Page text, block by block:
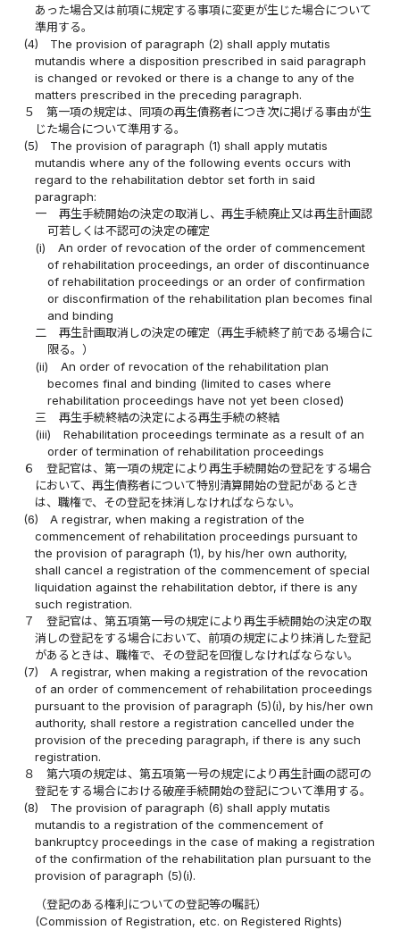
あった場合又は前項に規定する事項に変更が生じた場合について
準用する。
(4)
The provision of paragraph (2) shall apply mutatis
mutandis where a disposition prescribed in said paragraph
is changed or revoked or there is a change to any of the
matters prescribed in the preceding paragraph.
５
第一項の規定は、同項の再生債務者につき次に掲げる事由が生
じた場合について準用する。
(5)
The provision of paragraph (1) shall apply mutatis
mutandis where any of the following events occurs with
regard to the rehabilitation debtor set forth in said
paragraph:
一
再生手続開始の決定の取消し、再生手続廃止又は再生計画認
可若しくは不認可の決定の確定
(i)
An order of revocation of the order of commencement
of rehabilitation proceedings, an order of discontinuance
of rehabilitation proceedings or an order of confirmation
or disconfirmation of the rehabilitation plan becomes final
and binding
二
再生計画取消しの決定の確定（再生手続終了前である場合に
限る。）
(ii)
An order of revocation of the rehabilitation plan
becomes final and binding (limited to cases where
rehabilitation proceedings have not yet been closed)
三
再生手続終結の決定による再生手続の終結
(iii)
Rehabilitation proceedings terminate as a result of an
order of termination of rehabilitation proceedings
６
登記官は、第一項の規定により再生手続開始の登記をする場合
において、再生債務者について特別清算開始の登記があるとき
は、職権で、その登記を抹消しなければならない。
(6)
A registrar, when making a registration of the
commencement of rehabilitation proceedings pursuant to
the provision of paragraph (1), by his/her own authority,
shall cancel a registration of the commencement of special
liquidation against the rehabilitation debtor, if there is any
such registration.
７
登記官は、第五項第一号の規定により再生手続開始の決定の取
消しの登記をする場合において、前項の規定により抹消した登記
があるときは、職権で、その登記を回復しなければならない。
(7)
A registrar, when making a registration of the revocation
of an order of commencement of rehabilitation proceedings
pursuant to the provision of paragraph (5)(i), by his/her own
authority, shall restore a registration cancelled under the
provision of the preceding paragraph, if there is any such
registration.
８
第六項の規定は、第五項第一号の規定により再生計画の認可の
登記をする場合における破産手続開始の登記について準用する。
(8)
The provision of paragraph (6) shall apply mutatis
mutandis to a registration of the commencement of
bankruptcy proceedings in the case of making a registration
of the confirmation of the rehabilitation plan pursuant to the
provision of paragraph (5)(i).
（登記のある権利についての登記等の嘱託）
(Commission of Registration, etc. on Registered Rights)